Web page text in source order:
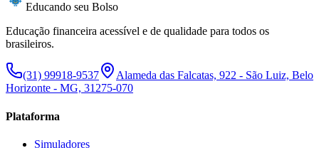
Educando seu Bolso
Educação financeira acessível e de qualidade para todos os
brasileiros.
(31) 99918-9537
Alameda das Falcatas, 922 - São Luiz, Belo
Horizonte - MG, 31275-070
Plataforma
Simuladores